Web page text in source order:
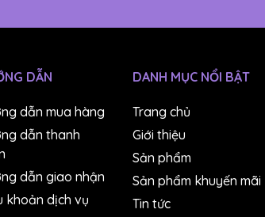
nghiệp, v.v.
cho những ai cần đo lường độ ẩm chính
DẪN
dẫn mua hàng
dẫn thanh
dẫn giao nhận
khoản dịch vụ
DANH MỤC NỔI BẬT
Trang chủ
Giới thiệu
Sản phẩm
Sản phẩm khuyến mãi
Tin tức